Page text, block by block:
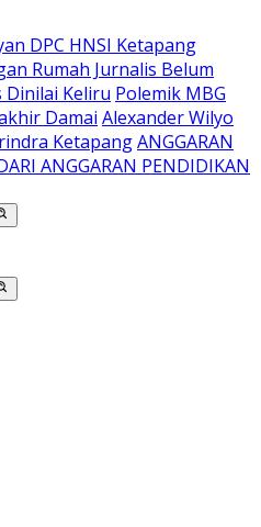
DPC HNSI Ketapang
Rumah Jurnalis Belum
Dinilai Keliru Polemik MBG
Damai Alexander Wilyo
KetapangANGGARAN
ANGGARAN PENDIDIKAN